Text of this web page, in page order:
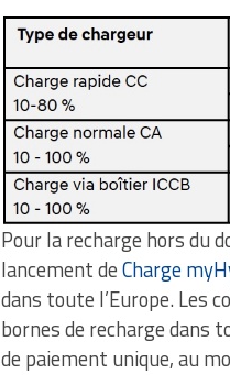
Pour la recharge hors du
lancement deCharge
dans toute l’Europe. Les
bornes de recharge dans
de paiement unique, au